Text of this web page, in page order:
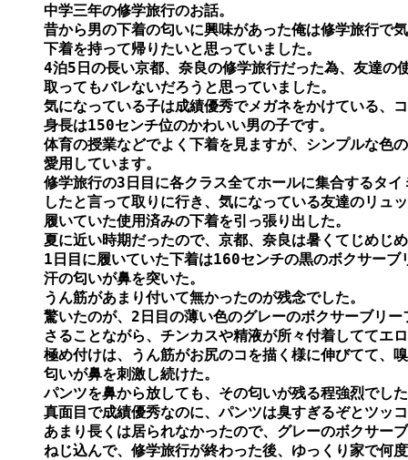
中学三年の修学旅行のお話。
昔から男の下着の匂いに興味があった俺は修学旅行で
下着を持って帰りたいと思っていました。
4泊5日の長い京都、奈良の修学旅行だった為、友達の
取ってもバレないだろうと思っていました。
気になっている子は成績優秀でメガネをかけている、
身長は150センチ位のかわいい男の子です。
体育の授業などでよく下着を見ますが、シンプルな色
愛用しています。
修学旅行の3日目に各クラス全てホールに集合するタ
したと言って取りに行き、気になっている友達のリュ
履いていた使用済みの下着を引っ張り出した。
夏に近い時期だったので、京都、奈良は暑くてじめじ
1日目に履いていた下着は160センチの黒のボクサーブ
汗の匂いが鼻を突いた。
うん筋があまり付いて無かったのが残念でした。
驚いたのが、2日目の薄い色のグレーのボクサーブリ
さることながら、チンカスや精液が所々付着しててエ
極め付けは、うん筋がお尻のコを描く様に伸びてて、
匂いが鼻を刺激し続けた。
パンツを鼻から放しても、その匂いが残る程強烈でし
真面目で成績優秀なのに、パンツは臭すぎるぞとツッ
あまり長くは居られなかったので、グレーのボクサー
ねじ込んで、修学旅行が終わった後、ゆっくり家で何